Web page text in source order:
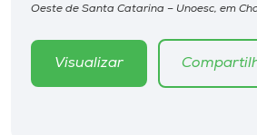
Rádio
Oeste de Santa Catarina – Unoesc, em
Visualizar